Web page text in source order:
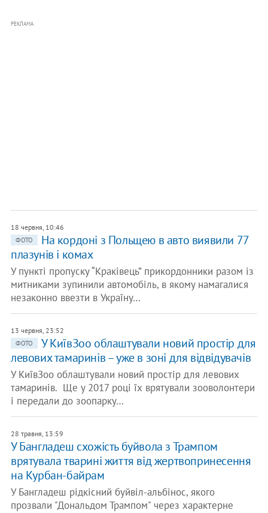
РЕКЛАМА
18 червня, 10:46
ФОТО
На кордоні з Польщею в авто виявили 77
плазунів і комах
У пункті пропуску “Краківець” прикордонники разом із
митниками зупинили автомобіль, в якому намагалися
незаконно ввезти в Україну…
13 червня, 23:52
ФОТО
У КиївЗоо облаштували новий простір для
левових тамаринів – уже в зоні для відвідувачів
У КиївЗоо облаштували новий простір для левових
тамаринів. Ще у 2017 році їх врятували зооволонтери
і передали до зоопарку…
28 травня, 13:59
У Бангладеш схожість буйвола з Трампом
врятувала тварині життя від жертвопринесення
на Курбан-байрам
У Бангладеш рідкісний буйвіл-альбінос, якого
прозвали "Дональдом Трампом" через характерне